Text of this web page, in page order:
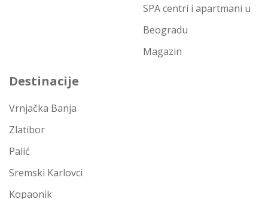
SPA centri i apartmani u
Beogradu
Magazin
Destinacije
Vrnjačka Banja
Zlatibor
Palić
Sremski Karlovci
Kopaonik